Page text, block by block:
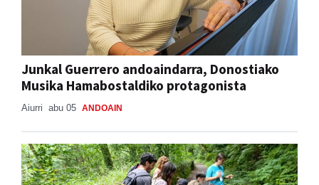
Junkal Guerrero andoaindarra, Donostiako
Musika Hamabostaldiko protagonista
Aiurri abu 05 ANDOAIN